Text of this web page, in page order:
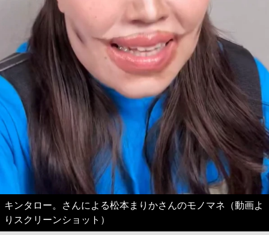
キンタロー。さんによる松本まりかさんのモノマネ（動画よ
りスクリーンショット）